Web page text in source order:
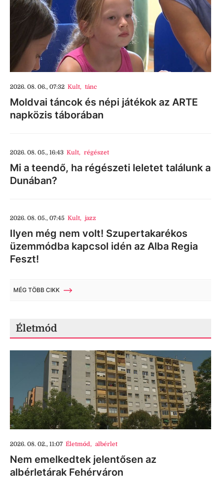
2026. 08. 06., 07:32 Kult, tánc
Moldvai táncok és népi játékok az ARTE
napközis táborában
2026. 08. 05., 16:43 Kult, régészet
Mi a teendő, ha régészeti leletet találunk a
Dunában?
2026. 08. 05., 07:45 Kult, jazz
Ilyen még nem volt! Szupertakarékos
üzemmódba kapcsol idén az Alba Regia
Feszt!
MÉG TÖBB CIKK
Életmód
2026. 08. 02., 11:07 Életmód, albérlet
Nem emelkedtek jelentősen az
albérletárak Fehérváron